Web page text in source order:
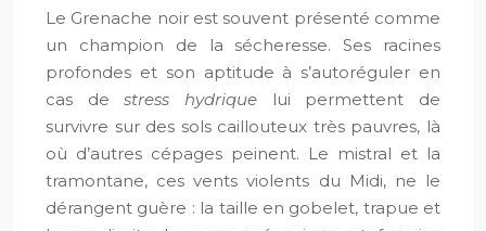
Le Grenache noir est souvent présenté comme
un champion de la sécheresse. Ses racines
profondes et son aptitude à s’autoréguler en
cas destress hydrique lui permettent de
survivre sur des sols caillouteux très pauvres, là
où d’autres cépages peinent. Le mistral et la
tramontane, ces vents violents du Midi, ne le
dérangent guère : la taille en gobelet, trapue et